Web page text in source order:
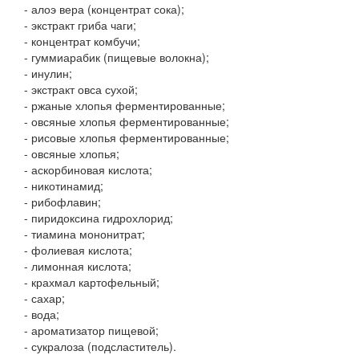
- алоэ вера (концентрат сока);
- экстракт гриба чаги;
- концентрат комбучи;
- гуммиарабик (пищевые волокна);
- инулин;
- экстракт овса сухой;
- ржаные хлопья ферментированные;
- овсяные хлопья ферментированные;
- рисовые хлопья ферментированные;
- овсяные хлопья;
- аскорбиновая кислота;
- никотинамид;
- рибофлавин;
- пиридоксина гидрохлорид;
- тиамина мононитрат;
- фолиевая кислота;
- лимонная кислота;
- крахмал картофельный;
- сахар;
- вода;
- ароматизатор пищевой;
- сукралоза (подсластитель).